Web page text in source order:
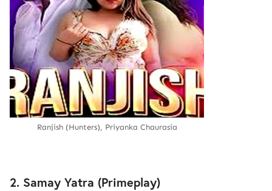
Ranjish (Hunters), Priyanka Chaurasia
2. Samay Yatra (Primeplay)